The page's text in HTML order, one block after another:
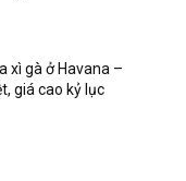
xì gà ở Havana –
giá cao kỷ lục